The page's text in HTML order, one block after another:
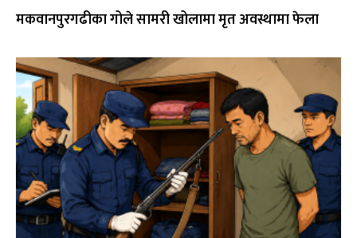
मकवानपुरगढीका गोले सामरी खोलामा मृत अवस्थामा फेला